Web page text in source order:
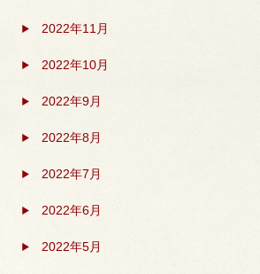
2022年11月
2022年10月
2022年9月
2022年8月
2022年7月
2022年6月
2022年5月